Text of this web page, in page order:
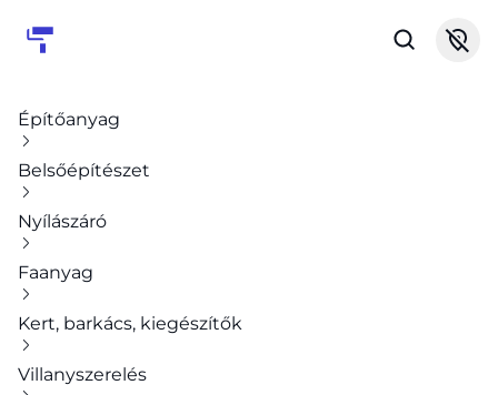
Építőanyag
Belsőépítészet
Nyílászáró
Faanyag
Kert, barkács, kiegészítők
Villanyszerelés